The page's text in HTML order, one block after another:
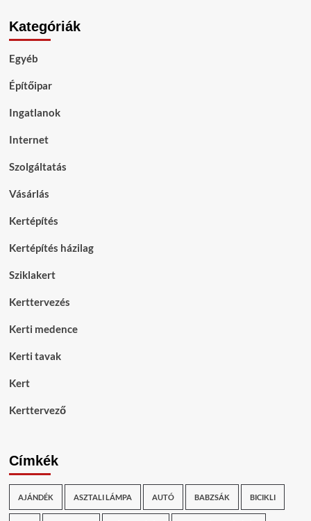
Kategóriák
Egyéb
Építőipar
Ingatlanok
Internet
Szolgáltatás
Vásárlás
Kertépítés
Kertépítés házilag
Sziklakert
Kerttervezés
Kerti medence
Kerti tavak
Kert
Kerttervező
Címkék
AJÁNDÉK ASZTALI LÁMPA AUTÓ BABZSÁK BICIKLI